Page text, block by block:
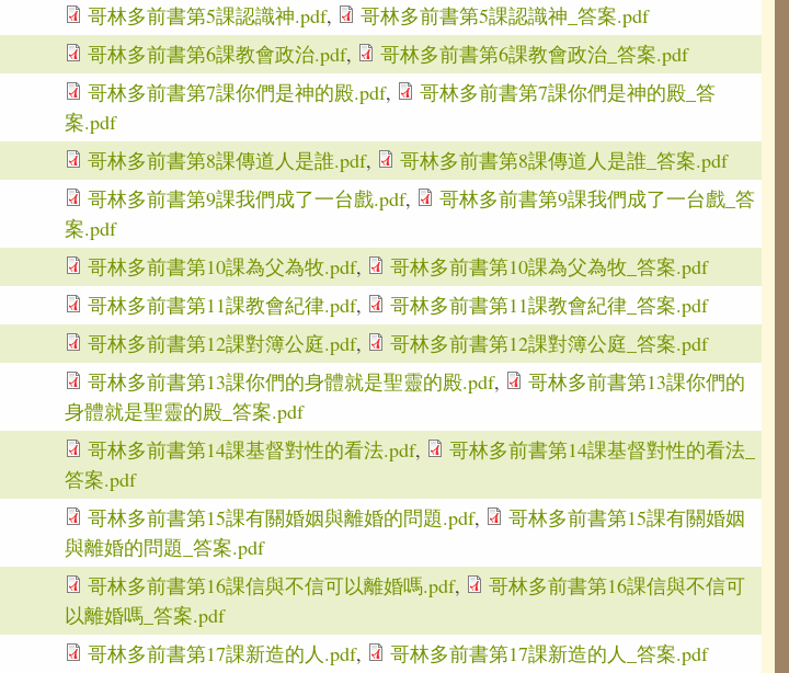
哥林多前書第5課認識神.pdf,
哥林多前書第5課認識神_答案.pdf
哥林多前書第6課教會政治.pdf,
哥林多前書第6課教會政治_答案.pdf
哥林多前書第7課你們是神的殿.pdf,
哥林多前書第7課你們是神的殿_答
案.pdf
哥林多前書第8課傳道人是誰.pdf,
哥林多前書第8課傳道人是誰_答案.pdf
哥林多前書第9課我們成了一台戲.pdf,
哥林多前書第9課我們成了一台戲_答
案.pdf
哥林多前書第10課為父為牧.pdf,
哥林多前書第10課為父為牧_答案.pdf
哥林多前書第11課教會紀律.pdf,
哥林多前書第11課教會紀律_答案.pdf
哥林多前書第12課對簿公庭.pdf,
哥林多前書第12課對簿公庭_答案.pdf
哥林多前書第13課你們的身體就是聖靈的殿.pdf,
哥林多前書第13課你們的
身體就是聖靈的殿_答案.pdf
哥林多前書第14課基督對性的看法.pdf,
哥林多前書第14課基督對性的看法_
答案.pdf
哥林多前書第15課有關婚姻與離婚的問題.pdf,
哥林多前書第15課有關婚姻
與離婚的問題_答案.pdf
哥林多前書第16課信與不信可以離婚嗎.pdf,
哥林多前書第16課信與不信可
以離婚嗎_答案.pdf
哥林多前書第17課新造的人.pdf, 哥林多前書第17課新造的人_答案.pdf